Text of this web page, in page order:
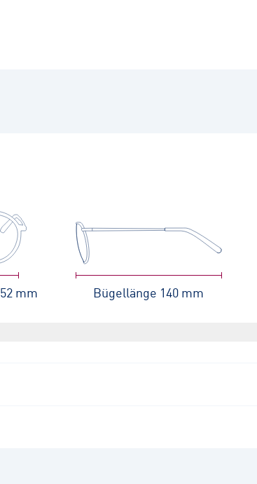
52 mm Bügellänge 140 mm